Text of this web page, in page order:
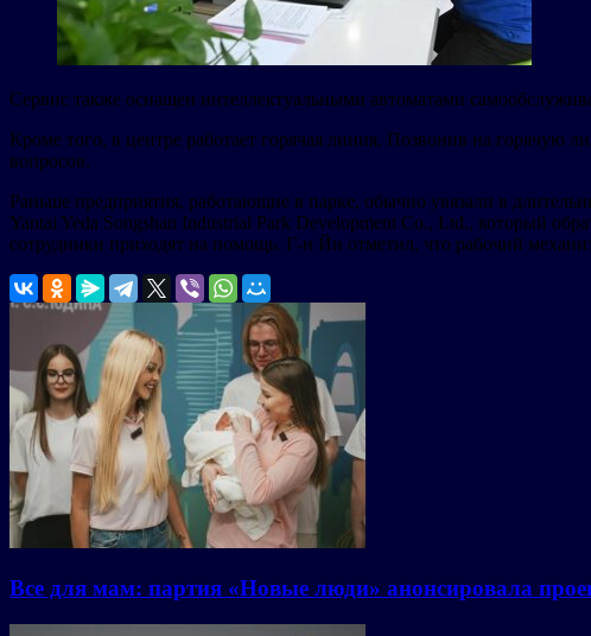
Сервис также оснащен интеллектуальными автоматами
Кроме того, в центре работает горячая линия. Позвонив на
вопросов.
Раньше предприятия, работающие в парке, обычно увязали в
Yantai Yeda Songshan Industrial Park Development Co., Ltd., который
сотрудники приходят на помощь. Г-н Йи отметил, что рабочий
Все для мам: партия «Новые люди» анонсировала